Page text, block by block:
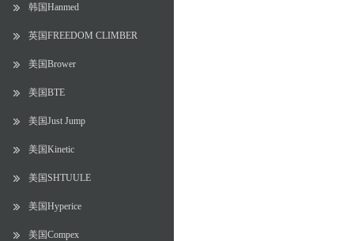
韩国Hanmed
英国FREEDOM CLIMBER
美国Brower
美国BTE
美国Just Jump
美国Kinetic
美国SHTUULE
美国Hyperice
美国Compex